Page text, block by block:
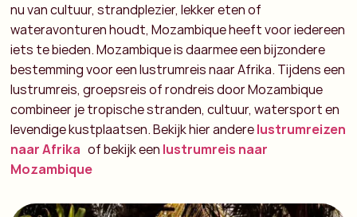
nu van cultuur, strandplezier, lekker eten of
wateravonturen houdt, Mozambique heeft voor iedereen
iets te bieden. Mozambique is daarmee een bijzondere
bestemming voor een lustrumreis naar Afrika. Tijdens een
lustrumreis, groepsreis of rondreis door Mozambique
combineer je tropische stranden, cultuur, watersport en
levendige kustplaatsen. Bekijk hier anderelustrumreizen
naar Afrika of bekijk een lustrumreis naar
Mozambique